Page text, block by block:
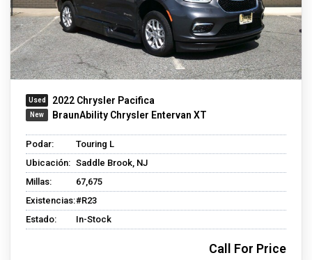
2022 Chrysler Pacifica
BraunAbility Chrysler Entervan XT
Podar:
Touring L
Ubicación: Saddle Brook, NJ
Millas:
67,675
Existencias:#R23
Estado:
In-Stock
Call For Price